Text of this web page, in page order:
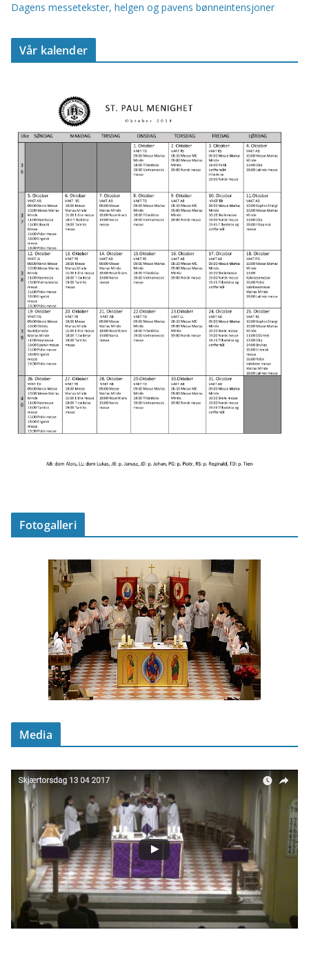
Dagens messetekster, helgen og pavens bønneintensjoner
Vår kalender
Fotogalleri
Media